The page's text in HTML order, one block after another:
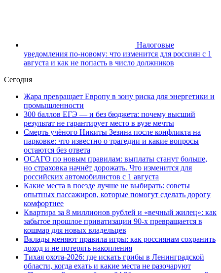
Налоговые
уведомления по-новому: что изменится для россиян с 1
августа и как не попасть в число должников
Сегодня
Жара превращает Европу в зону риска для энергетики и
промышленности
300 баллов ЕГЭ — и без бюджета: почему высший
результат не гарантирует место в вузе мечты
Смерть учёного Никиты Зезина после конфликта на
парковке: что известно о трагедии и какие вопросы
остаются без ответа
ОСАГО по новым правилам: выплаты станут больше,
но страховка начнёт дорожать. Что изменится для
российских автомобилистов с 1 августа
Какие места в поезде лучше не выбирать: советы
опытных пассажиров, которые помогут сделать дорогу
комфортнее
Квартира за 8 миллионов рублей и «вечный жилец»: как
забытое прошлое приватизации 90-х превращается в
кошмар для новых владельцев
Вклады меняют правила игры: как россиянам сохранить
доход и не потерять накопления
Тихая охота-2026: где искать грибы в Ленинградской
области, когда ехать и какие места не разочаруют